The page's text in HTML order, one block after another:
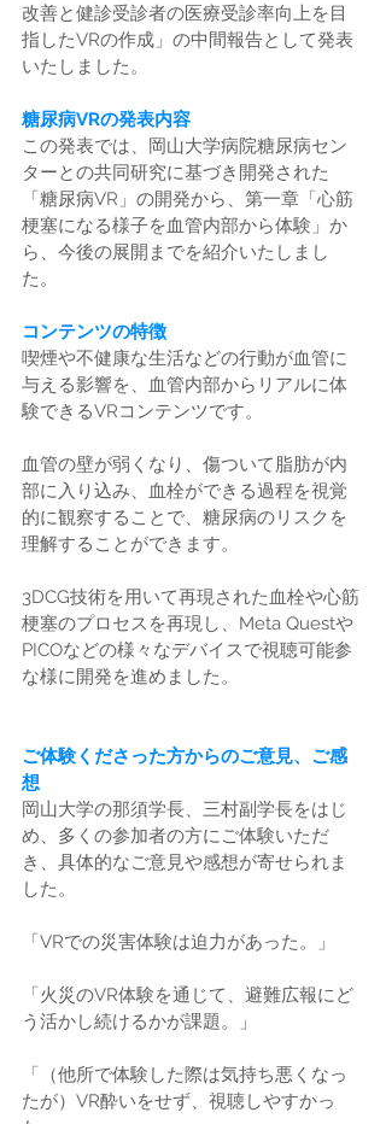
改善と健診受診者の医療受診率向上を目
指したVRの作成」の中間報告として発表
いたしました。
糖尿病VRの発表内容
この発表では、岡山大学病院糖尿病セン
ターとの共同研究に基づき開発された
「糖尿病VR」の開発から、第一章「心筋
梗塞になる様子を血管内部から体験」か
ら、今後の展開までを紹介いたしまし
た。
コンテンツの特徴
喫煙や不健康な生活などの行動が血管に
与える影響を、血管内部からリアルに体
験できるVRコンテンツです。
血管の壁が弱くなり、傷ついて脂肪が内
部に入り込み、血栓ができる過程を視覚
的に観察することで、糖尿病のリスクを
理解することができます。
3DCG技術を用いて再現された血栓や心筋
梗塞のプロセスを再現し、Meta Questや
PICOなどの様々なデバイスで視聴可能参
な様に開発を進めました。
ご体験くださった方からのご意見、ご感
想
岡山大学の那須学長、三村副学長をはじ
め、多くの参加者の方にご体験いただ
き、具体的なご意見や感想が寄せられま
した。
「VRでの災害体験は迫力があった。」
「火災のVR体験を通じて、避難広報にど
う活かし続けるかが課題。」
「（他所で体験した際は気持ち悪くなっ
たが）VR酔いをせず、視聴しやすかっ